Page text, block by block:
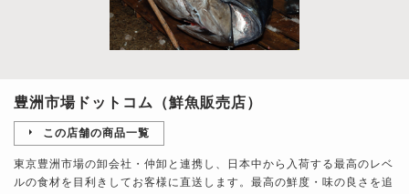
豊洲市場ドットコム（鮮魚販売店）
この店舗の商品一覧
東京豊洲市場の卸会社・仲卸と連携し、日本中から入荷する最高のレベ
ルの食材を目利きしてお客様に直送します。最高の鮮度・味の良さを追